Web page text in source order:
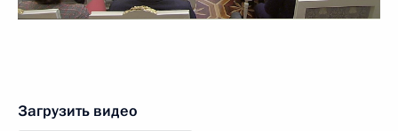
Загрузить видео